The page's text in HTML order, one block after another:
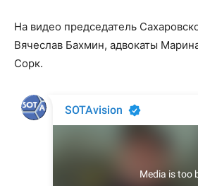
На видео председатель
Вячеслав Бахмин, адвокаты
Сорк.